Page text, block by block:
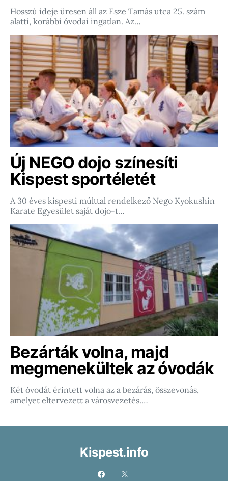
Hosszú ideje üresen áll az Esze Tamás utca 25. szám
alatti, korábbi óvodai ingatlan. Az…
Új NEGO dojo színesíti
Kispest sportéletét
A 30 éves kispesti múlttal rendelkező Nego Kyokushin
Karate Egyesület saját dojo-t…
Bezárták volna, majd
megmenekültek az óvodák
Két óvodát érintett volna az a bezárás, összevonás,
amelyet eltervezett a városvezetés.…
Kispest.info